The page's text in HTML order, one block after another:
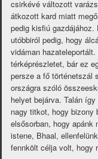
csirkévé változott
átkozott kard miatt
pedig kisfiú
utóbbiról pedig, hogy
vidáman
térképrészletet, bár ez
persze a fő történetszál
országra szóló
helyet bejárva. Talán
nagy titkot, hogy bizony
elsősorban, hogy
istene, Bhaal,
fennkölt célja volt, hogy